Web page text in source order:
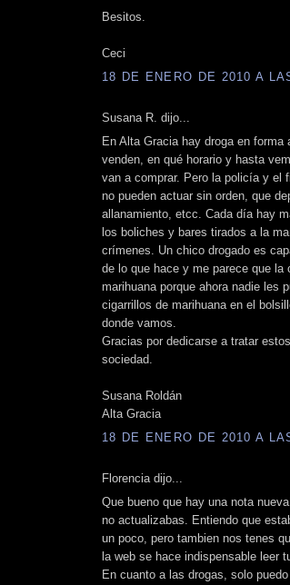
Besitos.
Ceci
18 DE ENERO DE 2010 A
Susana R. dijo...
En Alta Gracia hay droga en
venden, en qué horario y hasta
van a comprar. Pero la policía y el
no pueden actuar sin orden, que
allanamiento, etcc. Cada día hay
los boliches y bares tirados a la
crímenes. Un chico drogado es
de lo que hace y me parece que la
marihuana porque ahora nadie les
cigarrillos de marihuana en el
donde vamos.
Gracias por dedicarse a tratar
sociedad.
Susana Roldán
Alta Gracia
18 DE ENERO DE 2010 A
Florencia dijo...
Que bueno que hay una nota
no actualizabas. Entiendo que
un poco, pero tambien nos tenes
la web se hace indispensable leer
En cuanto a las drogas, solo